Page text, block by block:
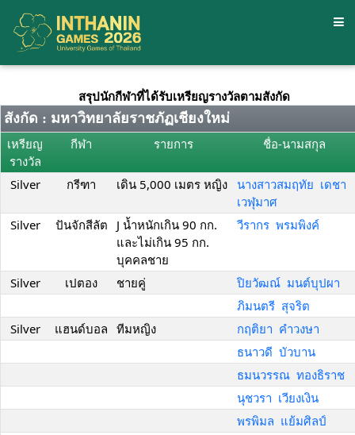
สรุปนักกีฬาที่ได้รับเหรียญรางวัลตามสังกัด
สังกัด : มหาวิทยาลัยราชภัฏเชียงใหม่
เหรียญ
รางวัล
กีฬา รายการ ชื่อ-นามสกุล
Silver กรีฑา เดิน 5,000 เมตร หญิง
นางสาวสมฤทัย เดชา
เวฬุมาศ
Silver
ปันจักสีลัต
J น้ำหนักเกิน 90 กก.
และไม่เกิน 95 กก.
บุคคลชาย
วีรากร พรมพิงค์
Silver เปตอง ชายคู่
ปิยวัฒณ์ มนต์บุปผา
ภิมนตรี สุจริต
Silver
แฮนด์บอล ทีมหญิง
กฤติยา คำวงษา
ธนาวดี บัวบาน
ธมนวรรณ ทองธิราช
นุชวรา เวียงเงิน
พรพิมล แย้มศิลป์